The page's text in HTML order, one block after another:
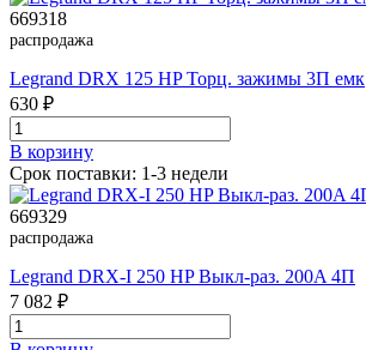
669318
распродажа
Legrand DRX 125 HP Торц. зажимы 3П емк
630 ₽
В корзинy
Срок поставки: 1-3 недели
669329
распродажа
Legrand DRX-I 250 HP Выкл-раз. 200A 4П
7 082 ₽